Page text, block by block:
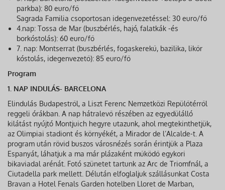
parkba): 80 euro/fő
Sagrada Familia csoportosan idegenvezetéssel: 30 euro/fő
4.nap: Tossa de Mar (buszbérlés, hajó, falatkák -és
borkóstolás): 60 euro/fő
7. nap: Montserrat (buszbérlés, fogaskerekű, bazilika, likőr
kóstolás, idegenvezető): 85 euro/fő
Program
1. NAP INDULÁS- BARCELONA
Elindulás Budapestről, a Liszt Ferenc Nemzetközi Repülőtérről
reggeli órákban. A nap hátralevő részében az egyedülálló
kilátást nyújtó Montjuich hegyre utazunk, ahol megtekinthetjük,
az Olimpiai stadiont és környékét, a Mirador de l’Alcalde-t. A
program után rövid buszos városnézés során érintjük a Plaza
Espanyát, láhatjuk a ma már plázaként működő egykori
bikaviadal arénát. Fotó szünetet tartunk az Arc de Triomfnál, a
Ciutadella park mellett. Délután elfoglaljuk szállásunkat Costa
Bravan a Hotel Fenals Garden hotelben Lloret de Marban,